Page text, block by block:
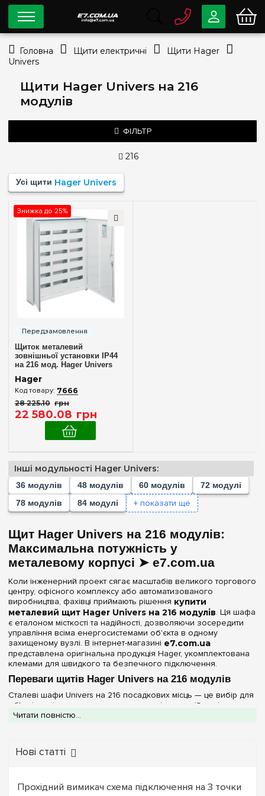
Щити Hager Univers на 216
модулів
ФІЛЬТР
Зовнішній (1)
Кількість модулів
Пустой(+128)
(+3)
48(+4)
(+3)
72(+6)
84
96(+2)
104
108(+2)
120(+4)
144
156(+2)
168(+2)
180(+3)
192(+2)
216
252(+2)
288(+1)
336(+1)
Комплектація клемами PE+N
У комплекті
Метал(1)
Дверцята
Непрозора(1)
Серія
Univers(1)
Колір корпусу
Білий(1)
Ступінь захисту IP
IP44(1)
Двері
800 мм(1)
216
Усі щити Hager Univers
Знижка до 25%
Щиток металевий
зовнішньої установки IP44
на 216 мод. Hager Univers
Hager
7666
28 225.10 грн
22 580.08 грн
Інші модульності Hager Univers:
36 модулів 48 модулів 60 модулів
72 модулі
78 модулів
84 модулі + показати ще
Щит Hager Univers на 216 модулів:
Максимальна потужність у
металевому корпусі ➤ e7.com.ua
Коли інженерний проект сягає масштабів великого торгового
центру, офісного комплексу або автоматизованого
виробництва, фахівці приймають рішення купити
металевий щит Hager Univers на 216 модулів. Ця шафа
є еталоном місткості та надійності, дозволяючи зосередити
управління всіма енергосистемами об'єкта в одному
захищеному вузлі. В інтернет-магазині e7.com.ua
представлена оригінальна продукція Hager, укомплектована
клемами для швидкого та безпечного підключення.
Переваги щитів Hager Univers на 216 модулів
Сталеві шафи Univers на 216 посадкових місць — це вибір для
об'єктів з підвищеними вимогами до відмовостійкості:
Клеми PE+N у комплекті:
Захист за стандартом IP44:
електрощитових та технічних приміщень.
Індустріальна міцність:Металева конструкція з
Читати повністю...
Нові статті
Прохідний вимикач схема підключення на 3 точки
0 800 33-63-07
Безкоштовно
044334-79-78
Головна Щити електричні
Щити Hager
Univers